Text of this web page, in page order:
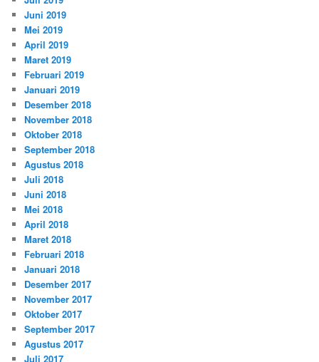
Juni 2019
Mei 2019
April 2019
Maret 2019
Februari 2019
Januari 2019
Desember 2018
November 2018
Oktober 2018
September 2018
Agustus 2018
Juli 2018
Juni 2018
Mei 2018
April 2018
Maret 2018
Februari 2018
Januari 2018
Desember 2017
November 2017
Oktober 2017
September 2017
Agustus 2017
Juli 2017